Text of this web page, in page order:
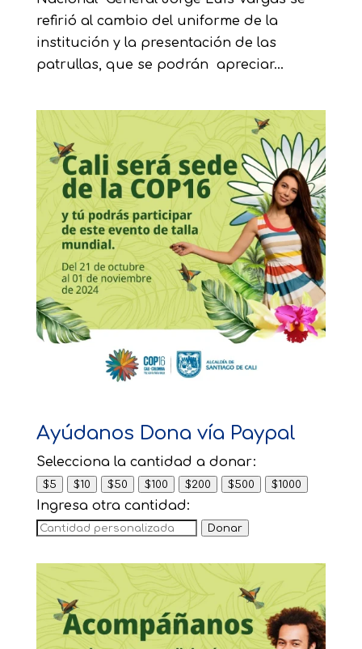
refirió al cambio del uniforme de la
institución y la presentación de las
patrullas, que se podrán apreciar...
Ayúdanos Dona vía Paypal
Selecciona la cantidad a donar:
$5 $10 $50 $100 $200 $500 $1000
Ingresa otra cantidad:
Donar